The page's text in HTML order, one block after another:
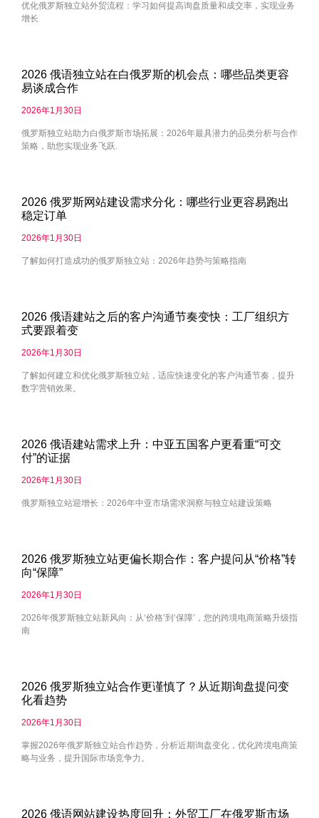
优化俄罗斯独立站外贸流程：学习如何提高询盘质量和成交率，实现业务
增长
2026 俄语独立站在白俄罗斯的机会点：哪些品类更容
易谈成合作
2026年1月30日
俄罗斯独立站助力白俄罗斯市场拓展：2026年最具潜力的品类分析与合作
策略，助您实现业务飞跃.
2026 俄罗斯网站建设需求分化：哪些行业更容易跑出
稳定订单
2026年1月30日
了解如何打造成功的俄罗斯独立站：2026年趋势与策略指南
2026 俄语建站之后的客户沟通节奏变快：工厂组织方
式要跟着变
2026年1月30日
了解如何建立和优化俄罗斯独立站，适应快速变化的客户沟通节奏，提升
数字营销效果。
2026 俄语建站需求上升：中亚五国客户更看重“可交
付”的证据
2026年1月30日
俄罗斯独立站迎增长：2026年中亚市场需求洞察与独立站建设策略
2026 俄罗斯独立站更偏长期合作：客户提问从“价格”转
向“保障”
2026年1月30日
2026年俄罗斯独立站新风向：从‘价格’到‘保障’，您的跨境电商策略升级指
南
2026 俄罗斯独立站合作更谨慎了？从近期询盘提问变
化看趋势
2026年1月30日
掌握2026年俄罗斯独立站合作趋势，分析近期询盘变化，优化跨境电商策
略与业务，提升国际市场竞争力。
2026 俄语网站建设热度回升：外贸工厂在俄罗斯市场